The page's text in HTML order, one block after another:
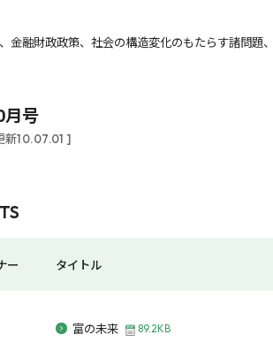
金融財政政策、社会の構造変化のもたらす諸問題
号
新10.07.01 ]
ー タイトル
富の未来 89.2KB